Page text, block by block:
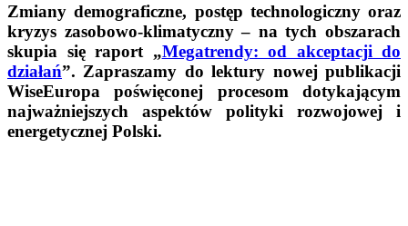
Zmiany demograficzne, postęp technologiczny oraz
kryzys zasobowo-klimatyczny – na tych obszarach
skupia się raport „Megatrendy: od akceptacji do
działań”. Zapraszamy do lektury nowej publikacji
WiseEuropa poświęconej procesom dotykającym
najważniejszych aspektów polityki rozwojowej i
energetycznej Polski.